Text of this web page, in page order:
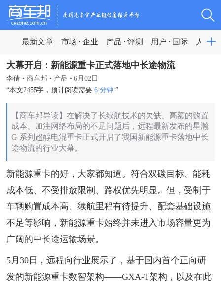
最新文章 市场 企业 产品 评测 用户 国际 人物
大幕开启：新能源重卡正式落地中长途物流
李倩 • 商车邦 • 产品 • 6月02日
“本文2455字，预计阅读需要6 分钟”
【商车邦导读】在解决了长续航技术的欠缺、高额的购置
成本、加注网络布局的不足问题后，远程最新发布的星瀚
G 系列超醇电混重卡正式开启了我国新能源重卡落地中长
途物流的行业大幕。
新能源重卡的好，大家都知道。符合双碳目标、能耗
成本低、不受排放限制、路权优先明显。但，受制于
车辆购置成本高、续航里程有待提升、配套基础设施
不足等影响，新能源重卡始终并未进入市场容量更为
广阔的中长途运输场景。
5月30日，远程向行业展示了，基于国内首个正向研
发的新能源重卡数智架构——GXA-T架构，以及在此